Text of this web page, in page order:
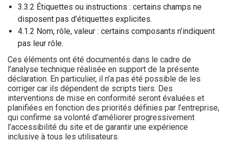
3.3.2 Étiquettes ou instructions : certains champs ne
disposent pas d’étiquettes explicites.
4.1.2 Nom, rôle, valeur : certains composants n’indiquent
pas leur rôle.
Ces éléments ont été documentés dans le cadre de
l’analyse technique réalisée en support de la présente
déclaration. En particulier, il n’a pas été possible de les
corriger car ils dépendent de scripts tiers. Des
interventions de mise en conformité seront évaluées et
planifiées en fonction des priorités définies par l’entreprise,
qui confirme sa volonté d’améliorer progressivement
l’accessibilité du site et de garantir une expérience
inclusive à tous les utilisateurs.